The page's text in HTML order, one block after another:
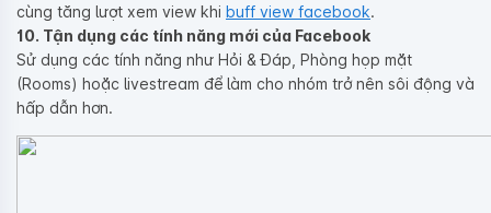
cùng tăng lượt xem view khi buff view facebook.
10. Tận dụng các tính năng mới của Facebook
Sử dụng các tính năng như Hỏi & Đáp, Phòng họp mặt
(Rooms) hoặc livestream để làm cho nhóm trở nên sôi động và
hấp dẫn hơn.